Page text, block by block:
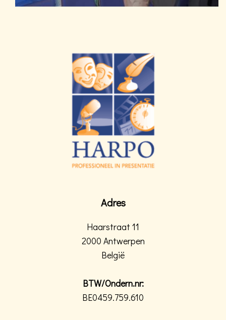
Adres
Haarstraat 11
2000 Antwerpen
België
BTW/Ondern.nr:
BE0459.759.610